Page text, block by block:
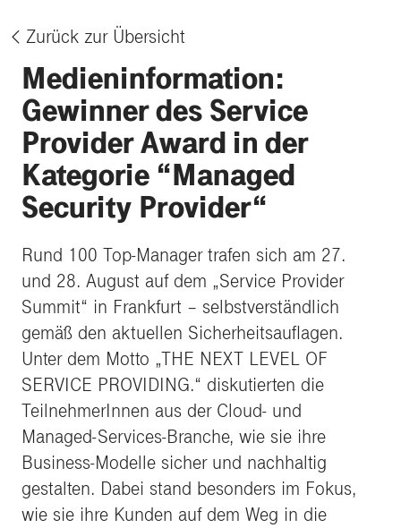
% Zurück zur Übersicht
Medieninformation:
Gewinner des Service
Provider Award in der
Kategorie “Managed
Security Provider“
Rund 100 Top-Manager trafen sich am 27.
und 28. August auf dem „Service Provider
Summit“ in Frankfurt – selbstverständlich
gemäß den aktuellen Sicherheitsauflagen.
Unter dem Motto „THE NEXT LEVEL OF
SERVICE PROVIDING.“ diskutierten die
TeilnehmerInnen aus der Cloud- und
Managed-Services-Branche, wie sie ihre
Business-Modelle sicher und nachhaltig
gestalten. Dabei stand besonders im Fokus,
wie sie ihre Kunden auf dem Weg in die